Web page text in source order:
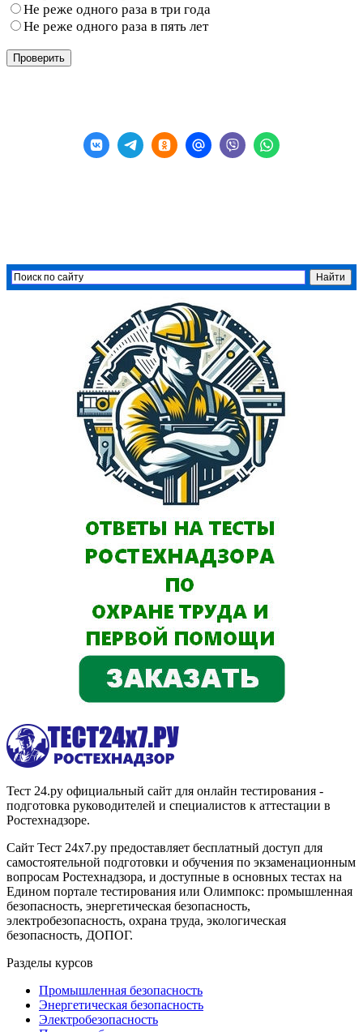
Не реже одного раза в три года
Не реже одного раза в пять лет
Тест 24.ру официальный сайт для онлайн тестирования -
подготовка руководителей и специалистов к аттестации в
Ростехнадзоре.
Сайт Тест 24х7.ру предоставляет бесплатный доступ для
самостоятельной подготовки и обучения по экзаменационным
вопросам Ростехнадзора, и доступные в основных тестах на
Едином портале тестирования или Олимпокс: промышленная
безопасность, энергетическая безопасность,
электробезопасность, охрана труда, экологическая
безопасность, ДОПОГ.
Разделы курсов
Промышленная безопасность
Энергетическая безопасность
Электробезопасность